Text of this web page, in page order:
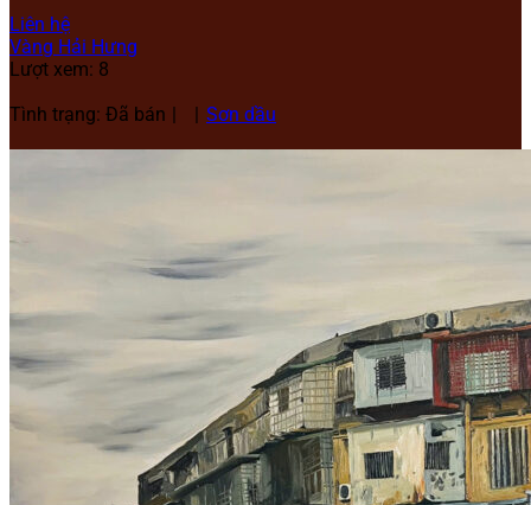
Liên hệ
Vàng Hải Hưng
Lượt xem: 8
Tình trạng: Đã bán
Sơn dầu